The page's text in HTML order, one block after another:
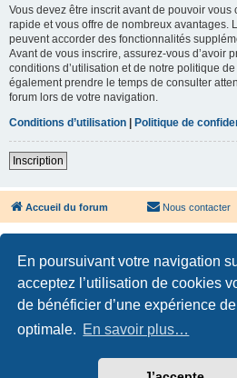
En poursuivant votre navigation
acceptez l’utilisation de cookies
de bénéficier d’une expérience
optimale. En savoir plus…
Vous devez être inscrit avant de pouvoir vous
rapide et vous offre de nombreux avantages.
peuvent accorder des fonctionnalités
Avant de vous inscrire, assurez-vous d’avoir
conditions d’utilisation et de notre politique
également prendre le temps de consulter
forum lors de votre navigation.
Conditions d’utilisation
Politique de
Inscription
Accueil du forum Nous contacter
Développé parphpBB® Forum
Confidentialité